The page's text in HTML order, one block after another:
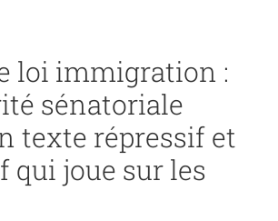
loi immigration :
sénatoriale
texte répressif et
qui joue sur les